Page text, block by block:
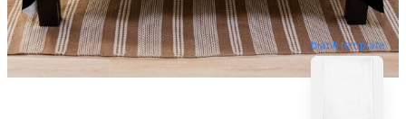
blank template